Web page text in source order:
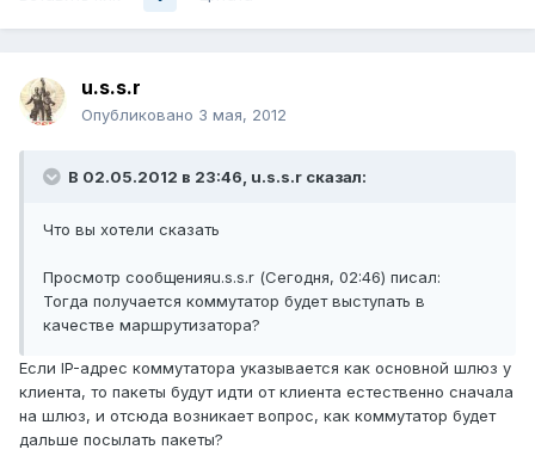
u.s.s.r
Опубликовано 3 мая, 2012
В 02.05.2012 в 23:46, u.s.s.r сказал:
Что вы хотели сказать
Просмотр сообщенияu.s.s.r (Сегодня, 02:46) писал:
Тогда получается коммутатор будет выступать в
качестве маршрутизатора?
Если IP-адрес коммутатора указывается как основной шлюз у
клиента, то пакеты будут идти от клиента естественно сначала
на шлюз, и отсюда возникает вопрос, как коммутатор будет
дальше посылать пакеты?